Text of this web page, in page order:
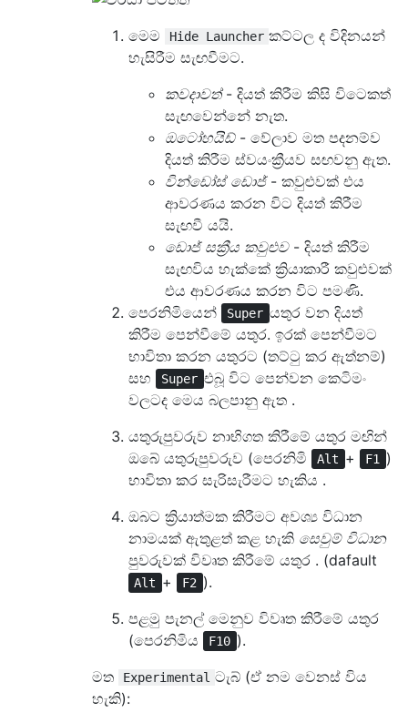
මෙම Hide Launcher කට්ටල ද විදිනයන්
හැසිරීම සැඟවීමට.
කවදාවත්- දියත් කිරීම කිසි විටෙකත්
සැඟවෙන්නේ නැත.
ඔටෝහයිඩ්- වේලාව මත පදනම්ව
දියත් කිරීම ස්වයංක්‍රීයව සඟවනු ඇත.
වින්ඩෝස් ඩොජ්- කවුළුවක් එය
ආවරණය කරන විට දියත් කිරීම
සැඟවී යයි.
ඩොජ් සක්‍රීය කවුළුව- දියත් කිරීම
සැඟවිය හැක්කේ ක්‍රියාකාරී කවුළුවක්
එය ආවරණය කරන විට පමණි.
පෙරනිමියෙන්
Super යතුර වන දියත්
කිරීම පෙන්වීමේ යතුර. ඉරක් පෙන්වීමට
භාවිතා කරන යතුරට (තට්ටු කර ඇත්නම්)
සහ
Super එබූ විට පෙන්වන කෙටිමං
වලටද මෙය බලපානු ඇත .
යතුරුපුවරුව නාභිගත කිරීමේ යතුර මඟින්
ඔබේ යතුරුපුවරුව (පෙරනිමි
Alt + F1
)
භාවිතා කර සැරිසැරීමට හැකිය .
ඔබට ක්‍රියාත්මක කිරීමට අවශ්‍ය විධාන
නාමයක් ඇතුළත් කළ හැකි සෙවුම් විධාන
පුවරුවක් විවෘත කිරීමේ යතුර . (dafault
Alt + F2 ).
පළමු පැනල් මෙනුව විවෘත කිරීමේ යතුර
(පෙරනිමිය
F10 ).
මත
Experimental ටැබ් (ඒ නම වෙනස් විය
හැකි):